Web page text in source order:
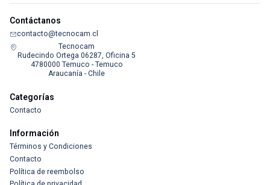
Contáctanos
contacto@tecnocam.cl
Tecnocam
Rudecindo Ortega 06287, Oficina 5
4780000 Temuco - Temuco
Araucanía - Chile
Categorías
Contacto
Información
Términos y Condiciones
Contacto
Política de reembolso